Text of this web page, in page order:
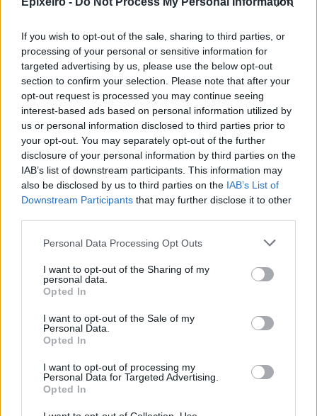
If you wish to opt-out of the sale, sharing to third parties, or
processing of your personal or sensitive information for
targeted advertising by us, please use the below opt-out
section to confirm your selection. Please note that after your
opt-out request is processed you may continue seeing
interest-based ads based on personal information utilized by
us or personal information disclosed to third parties prior to
your opt-out. You may separately opt-out of the further
disclosure of your personal information by third parties on the
IAB’s list of downstream participants. This information may
also be disclosed by us to third parties on the IAB’s List of
Downstream Participants that may further disclose it to other
Personal Data Processing Opt Outs
I want to opt-out of the Sharing of my
personal data.
Opted In
I want to opt-out of the Sale of my
Personal Data.
Opted In
I want to opt-out of processing my
Personal Data for Targeted Advertising.
Opted In
Meridiam αποκτά πλειοψηφικό
Interconnector
05/08/26 18:15
Θεοδωρικάκος: Στο ΕΠΑ του
Υπουργείου Ανάπτυξης η
χρηματοδότηση του ΕΛΙΔΕΚ
05/08/26|17:19
Κρίσιμης σημασίας συμφωνία για
την Great Sea Interconnector και
την ηλεκτρική σύνδεση Ελλάδας-
Κύπρου
05/08/26 17:09
Εξωδικαστικός Μηχανισμός: Οι
ρυθμίσεις οφειλών ξεπέρασαν τα
05/08/26|16:28
Αποκλιμάκωση τιμών στα σούπερ
μάρκετ: Αρνητικός πληθωρισμός